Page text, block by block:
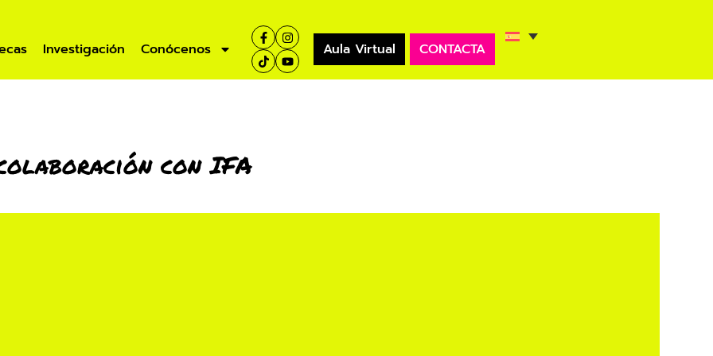
Investigación Conócenos Aula Virtual CONTACTA
con IFA